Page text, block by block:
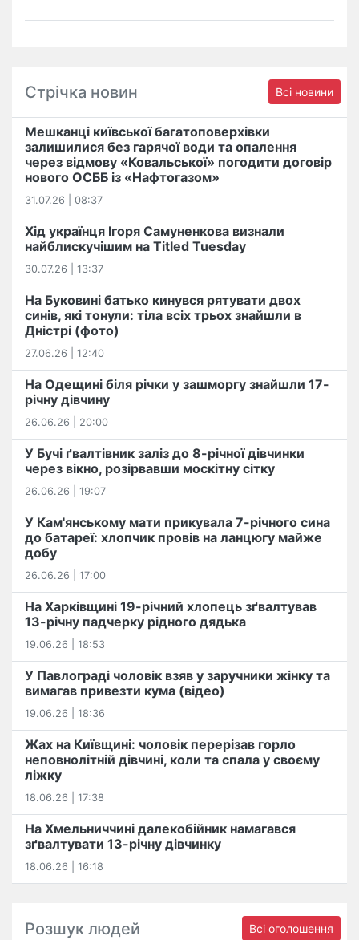
Стрічка новин Всі новини
Мешканці київської багатоповерхівки
залишилися без гарячої води та опалення
через відмову «Ковальської» погодити договір
нового ОСББ із «Нафтогазом»
31.07.26 | 08:37
Хід українця Ігоря Самуненкова визнали
найблискучішим на Titled Tuesday
30.07.26 | 13:37
На Буковині батько кинувся рятувати двох
синів, які тонули: тіла всіх трьох знайшли в
Дністрі (фото)
27.06.26 | 12:40
На Одещині біля річки у зашморгу знайшли 17-
річну дівчину
26.06.26 | 20:00
У Бучі ґвалтівник заліз до 8-річної дівчинки
через вікно, розірвавши москітну сітку
26.06.26 | 19:07
У Кам'янському мати прикувала 7-річного сина
до батареї: хлопчик провів на ланцюгу майже
добу
26.06.26 | 17:00
На Харківщині 19-річний хлопець​ ️зґвалтував
13-річну падчерку рідного дядька
19.06.26 | 18:53
У Павлограді чоловік взяв у заручники жінку та
вимагав привезти кума (відео)
19.06.26 | 18:36
Жах на Київщині: чоловік перерізав горло
неповнолітній дівчині, коли та спала у своєму
ліжку
18.06.26 | 17:38
На Хмельниччині далекобійник намагався
зґвалтувати 13-річну дівчинку
18.06.26 | 16:18
Розшук людей Всі оголошення